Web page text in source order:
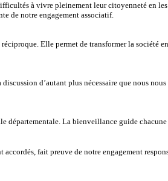
à vivre pleinement leur citoyenneté en
de notre engagement associatif.
Elle permet de transformer la société
d’autant plus nécessaire que nous
départementale. La bienveillance guide
fait preuve de notre engagement